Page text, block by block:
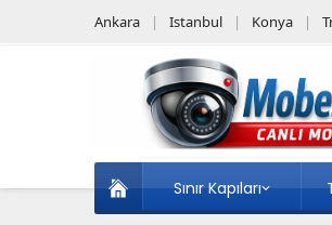
Ankara Istanbul Konya
Sınır Kapıları